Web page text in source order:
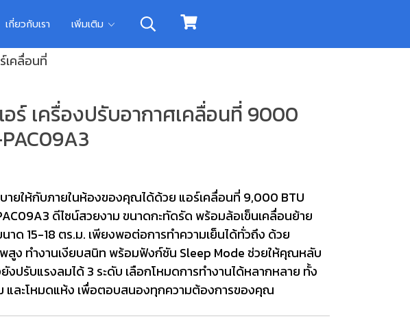
เกี่ยวกับเรา เพิ่มเติม
เคลื่อนที่
อร์ เครื่องปรับอากาศเคลื่อนที่ 9000
ายให้กับภายในห้องของคุณได้ด้วย แอร์เคลื่อนที่ 9,000 BTU
ดีไซน์สวยงาม ขนาดกะทัดรัด พร้อมล้อเข็นเคลื่อนย้าย
าด 15-18 ตร.ม. เพียงพอต่อการทำความเย็นได้ทั่วถึง ด้วย
สูง ทำงานเงียบสนิท พร้อมฟังก์ชัน Sleep Mode ช่วยให้คุณหลับ
ปรับแรงลมได้ 3 ระดับ เลือกโหมดการทำงานได้หลากหลาย ทั้ง
และโหมดแห้ง เพื่อตอบสนองทุกความต้องการของคุณ